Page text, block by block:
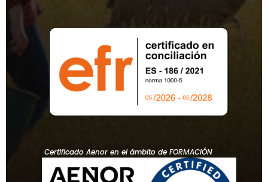
Certificado Aenor en el ámbito de FORMACIÓN